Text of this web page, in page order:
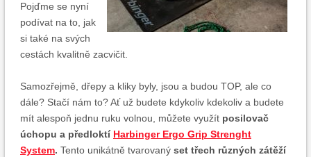
Pojďme se nyní
podívat na to, jak
si také na svých
cestách kvalitně zacvičit.
Samozřejmě, dřepy a kliky byly, jsou a budou TOP, ale co
dále? Stačí nám to? Ať už budete kdykoliv kdekoliv a budete
mít alespoň jednu ruku volnou, můžete využít posilovač
úchopu a předloktí Harbinger Ergo Grip Strenght
System. Tento unikátně tvarovaný set třech různých zátěží